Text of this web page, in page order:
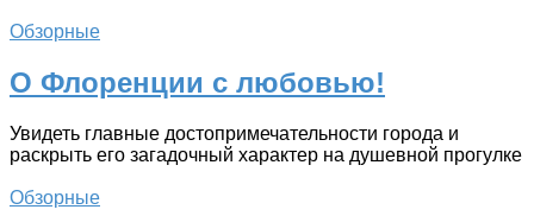
Обзорные
О Флоренции с любовью!
Увидеть главные достопримечательности города и
раскрыть его загадочный характер на душевной прогулке
Обзорные